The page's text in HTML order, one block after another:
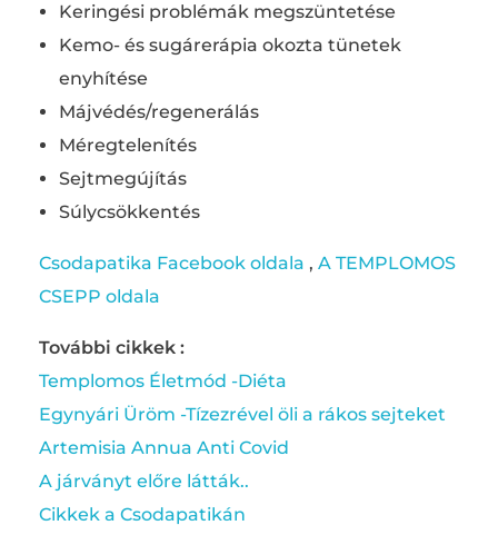
Keringési problémák megszüntetése
Kemo- és sugárerápia okozta tünetek
enyhítése
Májvédés/regenerálás
Méregtelenítés
Sejtmegújítás
Súlycsökkentés
Csodapatika Facebook oldala , A TEMPLOMOS
CSEPP oldala
További cikkek :
Templomos Életmód -Diéta
Egynyári Üröm -Tízezrével öli a rákos sejteket
Artemisia Annua Anti Covid
A járványt előre látták..
Cikkek a Csodapatikán